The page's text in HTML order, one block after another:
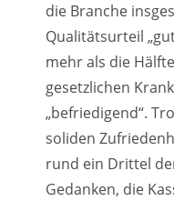
die Branche
Qualitätsurteil
mehr als die
gesetzlichen
„befriedigend“.
soliden
rund ein Drittel
Gedanken, die